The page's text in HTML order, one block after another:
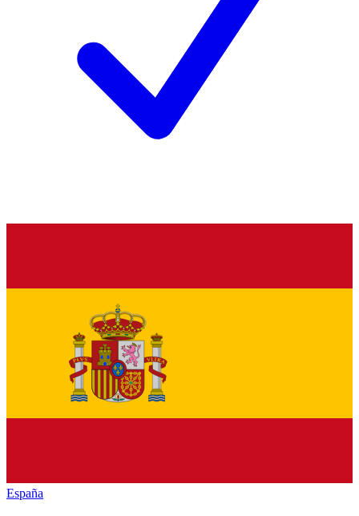
España